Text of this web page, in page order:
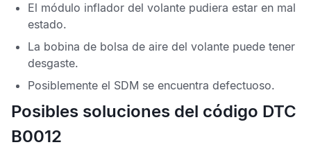
El módulo inflador del volante pudiera estar en mal
estado.
La bobina de bolsa de aire del volante puede tener
desgaste.
Posiblemente el SDM se encuentra defectuoso.
Posibles soluciones del código DTC
B0012